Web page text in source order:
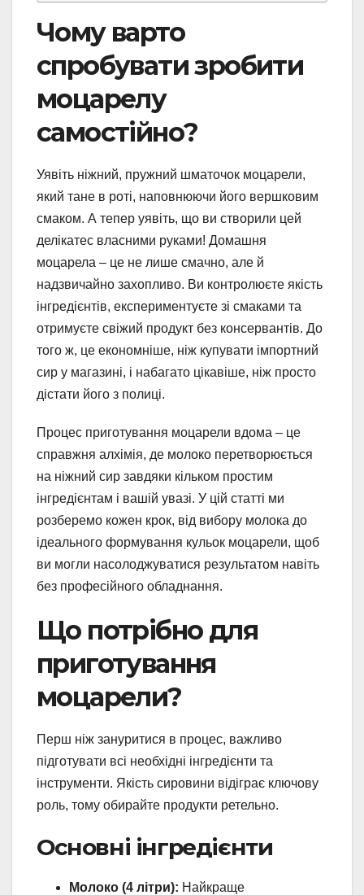
Чому варто
спробувати зробити
моцарелу
самостійно?
Уявіть ніжний, пружний шматочок моцарели,
який тане в роті, наповнюючи його вершковим
смаком. А тепер уявіть, що ви створили цей
делікатес власними руками! Домашня
моцарела – це не лише смачно, але й
надзвичайно захопливо. Ви контролюєте якість
інгредієнтів, експериментуєте зі смаками та
отримуєте свіжий продукт без консервантів. До
того ж, це економніше, ніж купувати імпортний
сир у магазині, і набагато цікавіше, ніж просто
дістати його з полиці.
Процес приготування моцарели вдома – це
справжня алхімія, де молоко перетворюється
на ніжний сир завдяки кільком простим
інгредієнтам і вашій увазі. У цій статті ми
розберемо кожен крок, від вибору молока до
ідеального формування кульок моцарели, щоб
ви могли насолоджуватися результатом навіть
без професійного обладнання.
Що потрібно для
приготування
моцарели?
Перш ніж зануритися в процес, важливо
підготувати всі необхідні інгредієнти та
інструменти. Якість сировини відіграє ключову
роль, тому обирайте продукти ретельно.
Основні інгредієнти
Молоко (4 літри): Найкраще